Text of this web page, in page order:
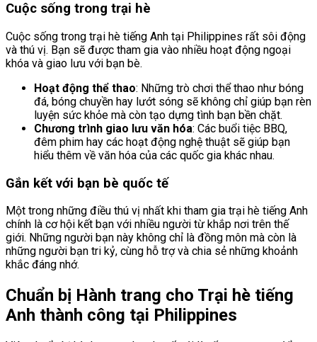
Cuộc sống trong trại hè
Cuộc sống trong trại hè tiếng Anh tại Philippines rất sôi động
và thú vị. Bạn sẽ được tham gia vào nhiều hoạt động ngoại
khóa và giao lưu với bạn bè.
Hoạt động thể thao: Những trò chơi thể thao như bóng
đá, bóng chuyền hay lướt sóng sẽ không chỉ giúp bạn rèn
luyện sức khỏe mà còn tạo dựng tình bạn bền chặt.
Chương trình giao lưu văn hóa: Các buổi tiệc BBQ,
đêm phim hay các hoạt động nghệ thuật sẽ giúp bạn
hiểu thêm về văn hóa của các quốc gia khác nhau.
Gắn kết với bạn bè quốc tế
Một trong những điều thú vị nhất khi tham gia trại hè tiếng Anh
chính là cơ hội kết bạn với nhiều người từ khắp nơi trên thế
giới. Những người bạn này không chỉ là đồng môn mà còn là
những người bạn tri kỷ, cùng hỗ trợ và chia sẻ những khoảnh
khắc đáng nhớ.
Chuẩn bị Hành trang cho Trại hè tiếng
Anh thành công tại Philippines